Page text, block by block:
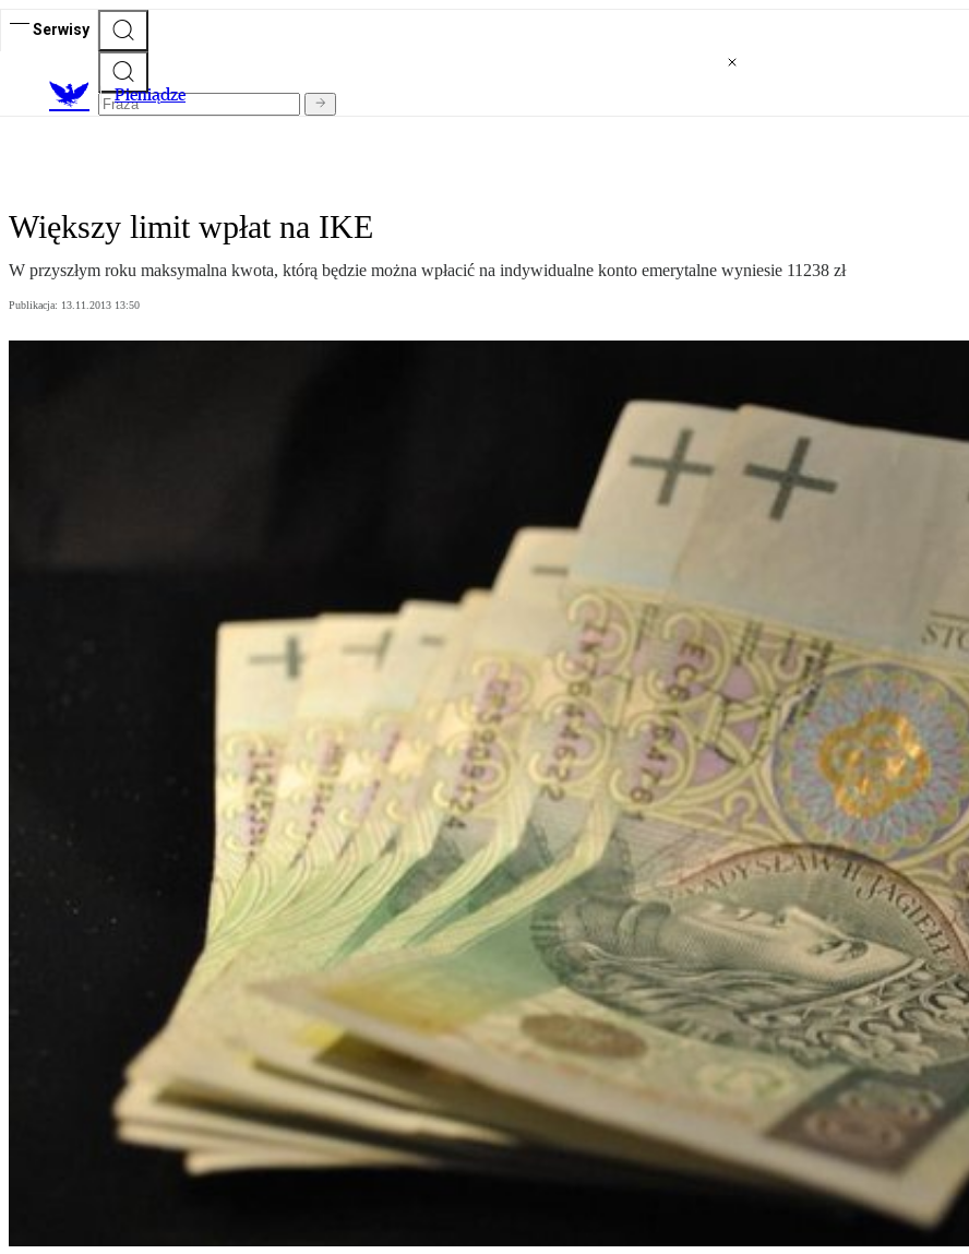
Serwisy
Pieniądze
Większy limit wpłat na IKE
W przyszłym roku maksymalna kwota, którą będzie można wpłacić na indywidualne konto emerytalne wyniesie 11238 zł
Publikacja: 13.11.2013 13:50